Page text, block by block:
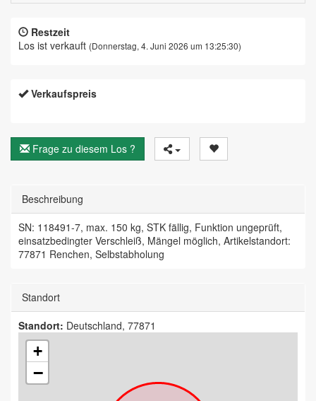
Restzeit
Los ist verkauft (Donnerstag, 4. Juni 2026 um 13:25:30)
Verkaufspreis
Frage zu diesem Los ?
Beschreibung
SN: 118491-7, max. 150 kg, STK fällig, Funktion ungeprüft,
einsatzbedingter Verschleiß, Mängel möglich, Artikelstandort:
77871 Renchen, Selbstabholung
Standort
Standort: Deutschland, 77871
+
−